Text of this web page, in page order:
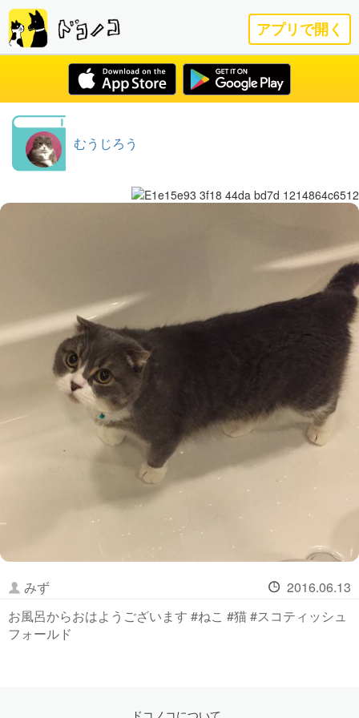
アプリで開く
むうじろう
みず
2016.06.13
お風呂からおはようございます #ねこ #猫 #スコティッシュ
フォールド